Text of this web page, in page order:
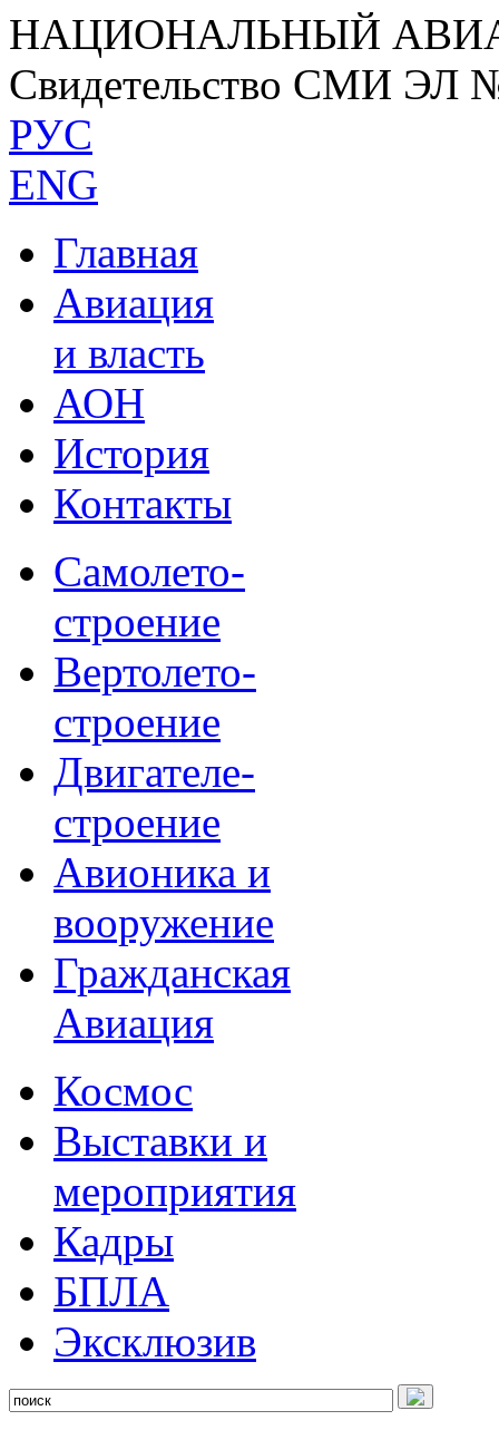
НАЦИОНАЛЬНЫЙ
Свидетельство СМИ ЭЛ
РУС
ENG
Главная
Авиация
и власть
АОН
История
Контакты
Самолето-
строение
Вертолето-
строение
Двигателе-
строение
Авионика и
вооружение
Гражданская
Авиация
Космос
Выставки и
мероприятия
Кадры
БПЛА
Эксклюзив